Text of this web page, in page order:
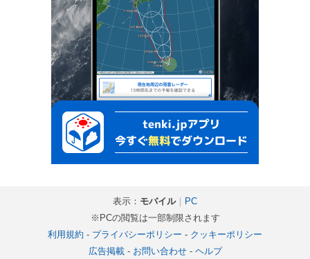
表示： モバイル｜ PC
※PCの閲覧は一部制限されます
利用規約 - プライバシーポリシー - クッキーポリシー
広告掲載- お問い合わせ- ヘルプ